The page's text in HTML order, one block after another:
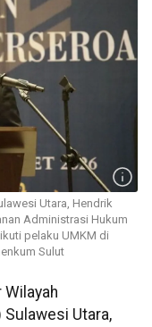
Utara, Hendrik
Administrasi Hukum
pelaku UMKM di
Sulut
Wilayah
Utara,